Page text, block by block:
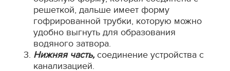
решеткой, дальше имеет форму
гофрированной трубки, которую можно
удобно выгнуть для образования
водяного затвора.
Нижняя часть, соединение устройства с
канализацией.